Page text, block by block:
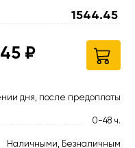
1544.45
₽
дня, после предоплаты
0-48 ч.
Наличными, Безналичным